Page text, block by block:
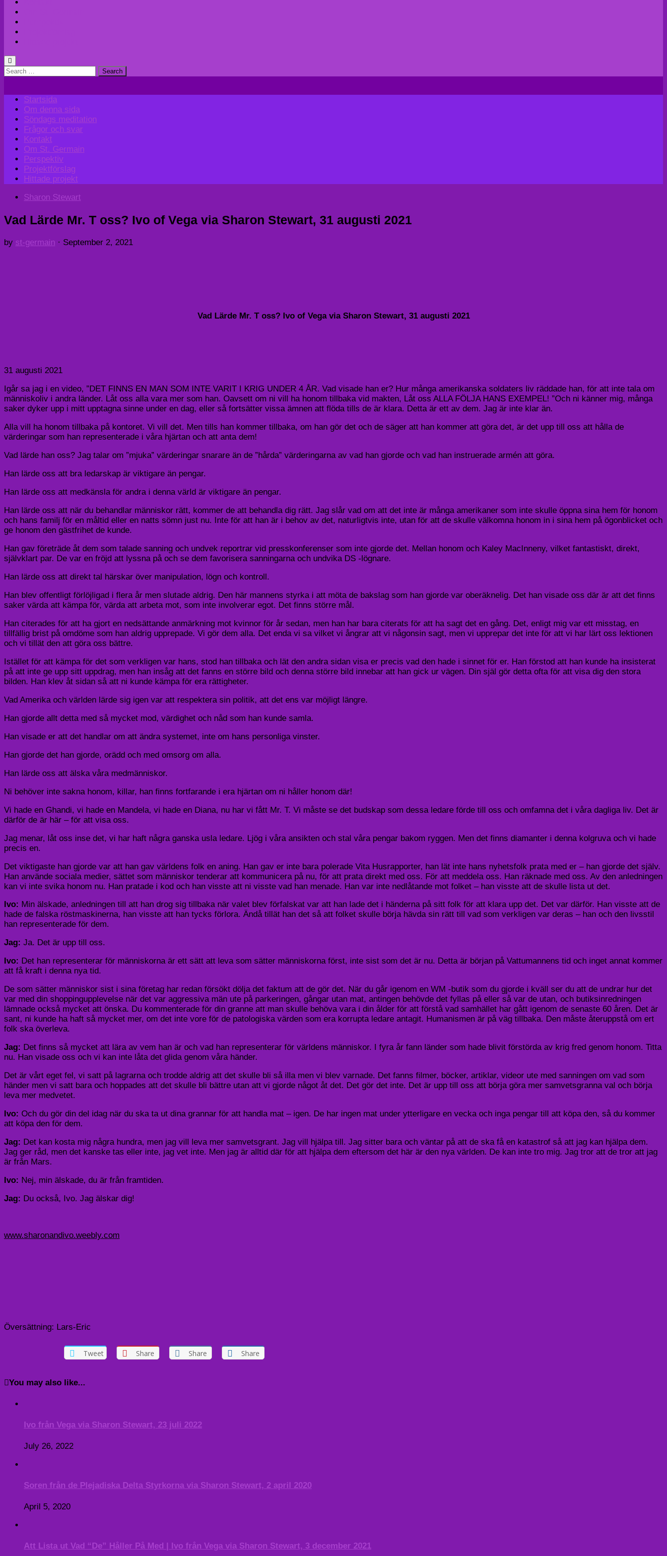
Search
Startsida
Om denna sida
Söndags meditation
Frågor och svar
Kontakt
Om St. Germain
Perspektiv
Projektförslag
Hittade projekt
Sharon Stewart
Vad Lärde Mr. T oss? Ivo of Vega via Sharon Stewart, 31 augusti 2021
by st-germain · September 2, 2021
Vad Lärde Mr. T oss? Ivo of Vega via Sharon Stewart, 31 augusti 2021
31 augusti 2021
Igår sa jag i en video, ”DET FINNS EN MAN SOM INTE VARIT I KRIG UNDER 4 ÅR. Vad visade han er? Hur många amerikanska soldaters liv räddade han, för att inte tala om
människoliv i andra länder. Låt oss alla vara mer som han. Oavsett om ni vill ha honom tillbaka vid makten, Låt oss ALLA FÖLJA HANS EXEMPEL! ”Och ni känner mig, många
saker dyker upp i mitt upptagna sinne under en dag, eller så fortsätter vissa ämnen att flöda tills de är klara. Detta är ett av dem. Jag är inte klar än.
Alla vill ha honom tillbaka på kontoret. Vi vill det. Men tills han kommer tillbaka, om han gör det och de säger att han kommer att göra det, är det upp till oss att hålla de
värderingar som han representerade i våra hjärtan och att anta dem!
Vad lärde han oss? Jag talar om ”mjuka” värderingar snarare än de ”hårda” värderingarna av vad han gjorde och vad han instruerade armén att göra.
Han lärde oss att bra ledarskap är viktigare än pengar.
Han lärde oss att medkänsla för andra i denna värld är viktigare än pengar.
Han lärde oss att när du behandlar människor rätt, kommer de att behandla dig rätt. Jag slår vad om att det inte är många amerikaner som inte skulle öppna sina hem för honom
och hans familj för en måltid eller en natts sömn just nu. Inte för att han är i behov av det, naturligtvis inte, utan för att de skulle välkomna honom in i sina hem på ögonblicket och
ge honom den gästfrihet de kunde.
Han gav företräde åt dem som talade sanning och undvek reportrar vid presskonferenser som inte gjorde det. Mellan honom och Kaley MacInneny, vilket fantastiskt, direkt,
självklart par. De var en fröjd att lyssna på och se dem favorisera sanningarna och undvika DS -lögnare.
Han lärde oss att direkt tal härskar över manipulation, lögn och kontroll.
Han blev offentligt förlöjligad i flera år men slutade aldrig. Den här mannens styrka i att möta de bakslag som han gjorde var oberäknelig. Det han visade oss där är att det finns
saker värda att kämpa för, värda att arbeta mot, som inte involverar egot. Det finns större mål.
Han citerades för att ha gjort en nedsättande anmärkning mot kvinnor för år sedan, men han har bara citerats för att ha sagt det en gång. Det, enligt mig var ett misstag, en
tillfällig brist på omdöme som han aldrig upprepade. Vi gör dem alla. Det enda vi sa vilket vi ångrar att vi någonsin sagt, men vi upprepar det inte för att vi har lärt oss lektionen
och vi tillät den att göra oss bättre.
Istället för att kämpa för det som verkligen var hans, stod han tillbaka och lät den andra sidan visa er precis vad den hade i sinnet för er. Han förstod att han kunde ha insisterat
på att inte ge upp sitt uppdrag, men han insåg att det fanns en större bild och denna större bild innebar att han gick ur vägen. Din själ gör detta ofta för att visa dig den stora
bilden. Han klev åt sidan så att ni kunde kämpa för era rättigheter.
Vad Amerika och världen lärde sig igen var att respektera sin politik, att det ens var möjligt längre.
Han gjorde allt detta med så mycket mod, värdighet och nåd som han kunde samla.
Han visade er att det handlar om att ändra systemet, inte om hans personliga vinster.
Han gjorde det han gjorde, orädd och med omsorg om alla.
Han lärde oss att älska våra medmänniskor.
Ni behöver inte sakna honom, killar, han finns fortfarande i era hjärtan om ni håller honom där!
Vi hade en Ghandi, vi hade en Mandela, vi hade en Diana, nu har vi fått Mr. T. Vi måste se det budskap som dessa ledare förde till oss och omfamna det i våra dagliga liv. Det är
därför de är här – för att visa oss.
Jag menar, låt oss inse det, vi har haft några ganska usla ledare. Ljög i våra ansikten och stal våra pengar bakom ryggen. Men det finns diamanter i denna kolgruva och vi hade
precis en.
Det viktigaste han gjorde var att han gav världens folk en aning. Han gav er inte bara polerade Vita Husrapporter, han lät inte hans nyhetsfolk prata med er – han gjorde det själv.
Han använde sociala medier, sättet som människor tenderar att kommunicera på nu, för att prata direkt med oss. För att meddela oss. Han räknade med oss. Av den anledningen
kan vi inte svika honom nu. Han pratade i kod och han visste att ni visste vad han menade. Han var inte nedlåtande mot folket – han visste att de skulle lista ut det.
Ivo: Min älskade, anledningen till att han drog sig tillbaka när valet blev förfalskat var att han lade det i händerna på sitt folk för att klara upp det. Det var därför. Han visste att de
hade de falska röstmaskinerna, han visste att han tycks förlora. Ändå tillät han det så att folket skulle börja hävda sin rätt till vad som verkligen var deras – han och den livsstil
han representerade för dem.
Jag: Ja. Det är upp till oss.
Ivo: Det han representerar för människorna är ett sätt att leva som sätter människorna först, inte sist som det är nu. Detta är början på Vattumannens tid och inget annat kommer
att få kraft i denna nya tid.
De som sätter människor sist i sina företag har redan försökt dölja det faktum att de gör det. När du går igenom en WM -butik som du gjorde i kväll ser du att de undrar hur det
var med din shoppingupplevelse när det var aggressiva män ute på parkeringen, gångar utan mat, antingen behövde det fyllas på eller så var de utan, och butiksinredningen
lämnade också mycket att önska. Du kommenterade för din granne att man skulle behöva vara i din ålder för att förstå vad samhället har gått igenom de senaste 60 åren. Det är
sant, ni kunde ha haft så mycket mer, om det inte vore för de patologiska värden som era korrupta ledare antagit. Humanismen är på väg tillbaka. Den måste återuppstå om ert
folk ska överleva.
Jag: Det finns så mycket att lära av vem han är och vad han representerar för världens människor. I fyra år fann länder som hade blivit förstörda av krig fred genom honom. Titta
nu. Han visade oss och vi kan inte låta det glida genom våra händer.
Det är vårt eget fel, vi satt på lagrarna och trodde aldrig att det skulle bli så illa men vi blev varnade. Det fanns filmer, böcker, artiklar, videor ute med sanningen om vad som
händer men vi satt bara och hoppades att det skulle bli bättre utan att vi gjorde något åt det. Det gör det inte. Det är upp till oss att börja göra mer samvetsgranna val och börja
leva mer medvetet.
Ivo: Och du gör din del idag när du ska ta ut dina grannar för att handla mat – igen. De har ingen mat under ytterligare en vecka och inga pengar till att köpa den, så du kommer
att köpa den för dem.
Jag: Det kan kosta mig några hundra, men jag vill leva mer samvetsgrant. Jag vill hjälpa till. Jag sitter bara och väntar på att de ska få en katastrof så att jag kan hjälpa dem.
Jag ger råd, men det kanske tas eller inte, jag vet inte. Men jag är alltid där för att hjälpa dem eftersom det här är den nya världen. De kan inte tro mig. Jag tror att de tror att jag
är från Mars.
Ivo: Nej, min älskade, du är från framtiden.
Jag: Du också, Ivo. Jag älskar dig!
www.sharonandivo.weebly.com
Översättning: Lars-Eric
Tweet Share Share Share
You may also like...
Ivo från Vega via Sharon Stewart, 23 juli 2022
July 26, 2022
Soren från de Plejadiska Delta Styrkorna via Sharon Stewart, 2 april 2020
April 5, 2020
Att Lista ut Vad “De” Håller På Med | Ivo från Vega via Sharon Stewart, 3 december 2021